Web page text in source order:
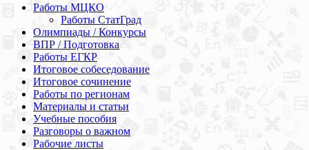
Работы МЦКО
Работы СтатГрад
Олимпиады / Конкурсы
ВПР / Подготовка
Работы ЕГКР
Итоговое собеседование
Итоговое сочинение
Работы по регионам
Материалы и статьи
Учебные пособия
Разговоры о важном
Рабочие листы